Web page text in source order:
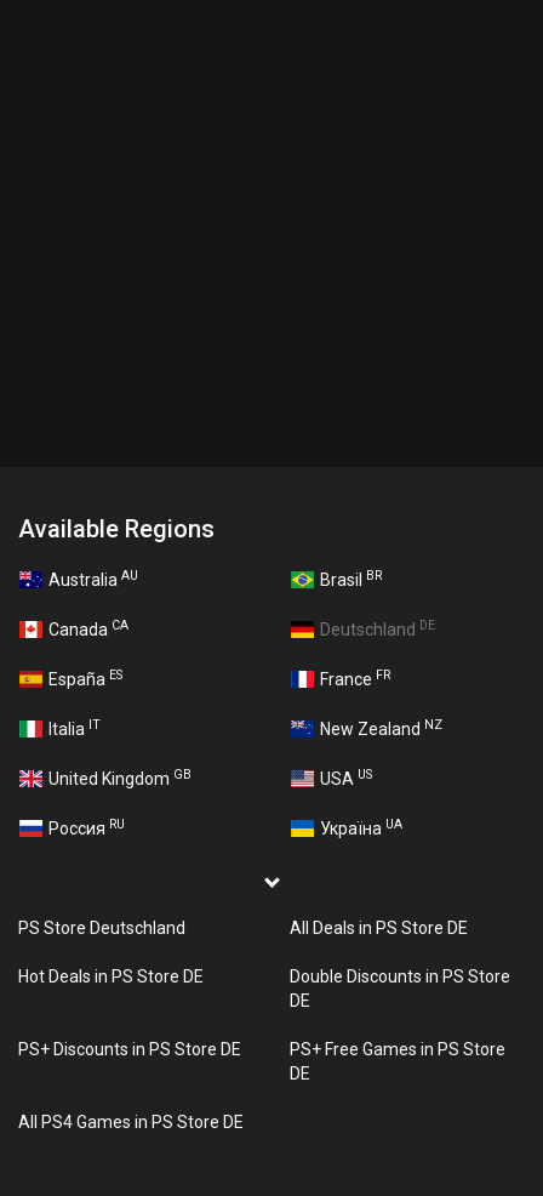
Available Regions
Australia AU Brasil BR
Canada CA Deutschland DE
España ES France FR
Italia IT New Zealand NZ
United Kingdom GB USA US
Россия RU Україна UA
PS Store Deutschland All Deals in PS Store DE
Hot Deals in PS Store DE
Double Discounts in PS Store
DE
PS+ Discounts in PS Store DE
PS+ Free Games in PS Store
DE
All PS4 Games in PS Store DE